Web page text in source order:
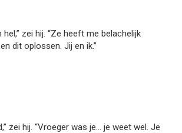
hel,” zei hij. “Ze heeft me belachelijk
dit oplossen. Jij en ik.”
zei hij. “Vroeger was je… je weet wel. Je